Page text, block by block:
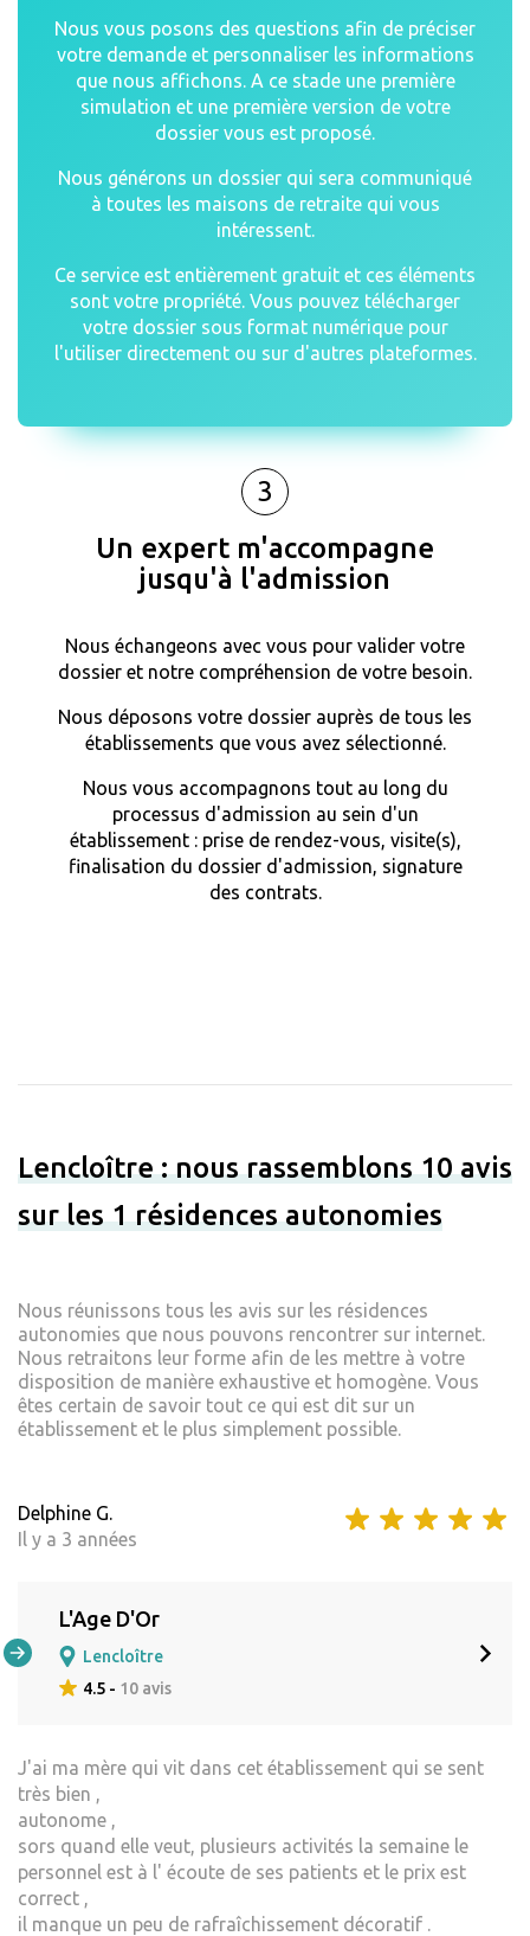
Nous vous posons des questions afin de préciser
votre demande et personnaliser les informations
que nous affichons. A ce stade une première
simulation et une première version de votre
dossier vous est proposé.
Nous générons un dossier qui sera communiqué
à toutes les maisons de retraite qui vous
intéressent.
Ce service est entièrement gratuit et ces éléments
sont votre propriété. Vous pouvez télécharger
votre dossier sous format numérique pour
l'utiliser directement ou sur d'autres plateformes.
3
Un expert m'accompagne
jusqu'à l'admission
Nous échangeons avec vous pour valider votre
dossier et notre compréhension de votre besoin.
Nous déposons votre dossier auprès de tous les
établissements que vous avez sélectionné.
Nous vous accompagnons tout au long du
processus d'admission au sein d'un
établissement : prise de rendez-vous, visite(s),
finalisation du dossier d'admission, signature
des contrats.
Lencloître : nous rassemblons 10 avis
sur les 1 résidences autonomies
Nous réunissons tous les avis sur les résidences
autonomies que nous pouvons rencontrer sur internet.
Nous retraitons leur forme afin de les mettre à votre
disposition de manière exhaustive et homogène. Vous
êtes certain de savoir tout ce qui est dit sur un
établissement et le plus simplement possible.
Delphine G.
Il y a 3 années
L'Age D'Or
Lencloître
4.5 - 10 avis
J'ai ma mère qui vit dans cet établissement qui se sent
très bien ,
autonome ,
sors quand elle veut, plusieurs activités la semaine le
personnel est à l' écoute de ses patients et le prix est
correct ,
il manque un peu de rafraîchissement décoratif .